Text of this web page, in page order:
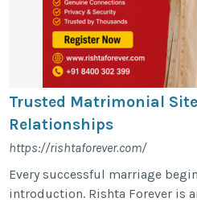
Trusted Matrimonial
Relationships
https://rishtaforever.com/
Every successful marriage
introduction. Rishta Forever is